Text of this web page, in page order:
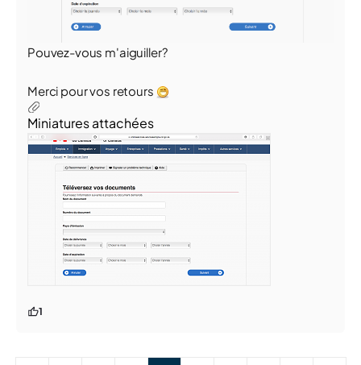
Pouvez-vous m'aiguiller?
Merci pour vos retours
Miniatures attachées
1